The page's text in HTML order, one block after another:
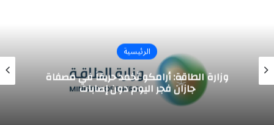
الرئيسية
وزارة الطاقة: أرامكو تُخمد حريقاً في مصفاة
جازان فجر اليوم دون إصابات